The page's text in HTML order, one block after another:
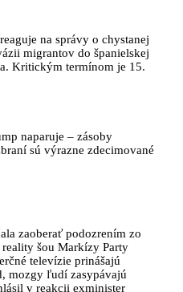
na správy o chystanej
migrantov do španielskej
Kritickým termínom je 15.
naparuje – zásoby
sú výrazne zdecimované
zaoberať podozrením zo
šou Markízy Party
televízie prinášajú
mozgy ľudí zasypávajú
v reakcii exminister